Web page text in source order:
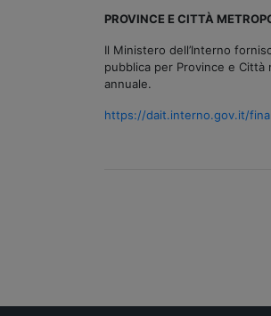
PROVINCE E CITTÀ
Il Ministero dell’Interno
pubblica per Province e
annuale.
https://dait.interno.gov.it/